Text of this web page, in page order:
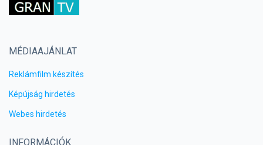
MÉDIAAJÁNLAT
Reklámfilm készítés
Képújság hirdetés
Webes hirdetés
INFORMÁCIÓK